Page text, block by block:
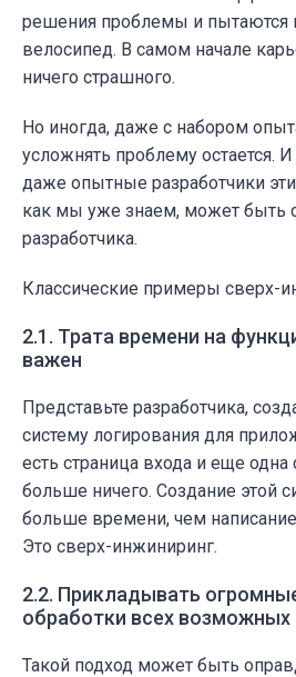
решения проблемы и пытаются
велосипед. В самом начале
ничего страшного.
Но иногда, даже с набором
усложнять проблему остается.
даже опытные разработчики
как мы уже знаем, может быть
разработчика.
Классические примеры сверх-
2.1. Трата времени на
важен
Представьте разработчика,
систему логирования для
есть страница входа и еще одна
больше ничего. Создание этой
больше времени, чем
Это сверх-инжиниринг.
2.2. Прикладывать
обработки всех возможных
Такой подход может быть